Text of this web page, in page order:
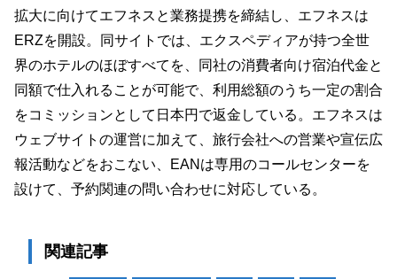
拡大に向けてエフネスと業務提携を締結し、エフネスは
ERZを開設。同サイトでは、エクスペディアが持つ全世
界のホテルのほぼすべてを、同社の消費者向け宿泊代金と
同額で仕入れることが可能で、利用総額のうち一定の割合
をコミッションとして日本円で返金している。エフネスは
ウェブサイトの運営に加えて、旅行会社への営業や宣伝広
報活動などをおこない、EANは専用のコールセンターを
設けて、予約関連の問い合わせに対応している。
関連記事